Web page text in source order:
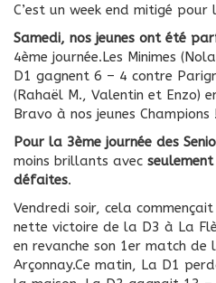
C’est un week end mitigé pour
Samedi, nos jeunes ont été
4ème journée.Les Minimes
D1 gagnent 6 – 4 contre
(Rahaël M., Valentin et Enzo)
Bravo à nos jeunes Champions !
Pour la 3ème journée des
moins brillants avec
défaites.
Vendredi soir, cela
nette victoire de la D3 à La
en revanche son 1er match de
Arçonnay.Ce matin, La D1